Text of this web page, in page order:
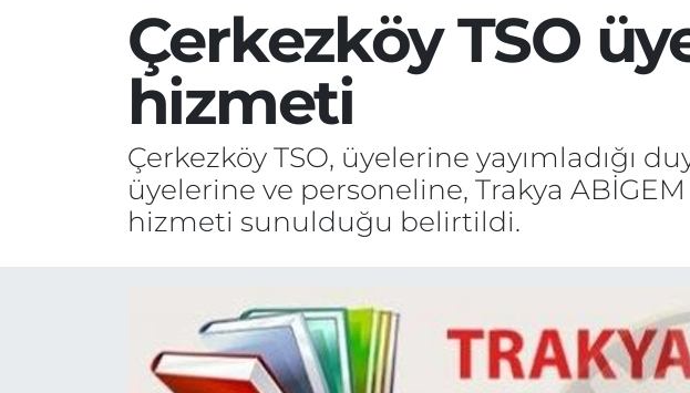
Çerkezköy TSO
hizmeti
Çerkezköy TSO, üyelerine yayımladığı
üyelerine ve personeline, Trakya
hizmeti sunulduğu belirtildi.
Kültür&Sanat
Manşet
SAĞLIK
Gizlilik Sözleşmesi
Tekirdağ Trafik Yoğunluk Haritası
Süper Lig Puan Durumu ve Fikstür
Tüm Manşetler
Son Dakika Haberleri